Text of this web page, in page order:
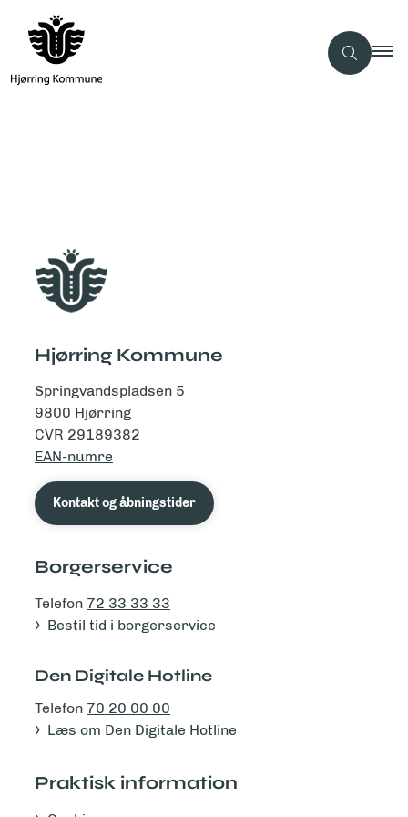
Hjørring Kommune
Springvandspladsen 5
9800 Hjørring
CVR 29189382
EAN-numre
Kontakt og åbningstider
Borgerservice
Telefon 72 33 33 33
Bestil tid i borgerservice
Den Digitale Hotline
Telefon 70 20 00 00
Læs om Den Digitale Hotline
Praktisk information